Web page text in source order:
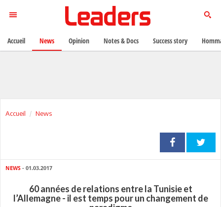
Accueil News
NEWS - 01.03.2017
60 années de relations entre la Tunisie et
l’Allemagne - il est temps pour un changement de
Accueil News Opinion Notes & Docs Success story